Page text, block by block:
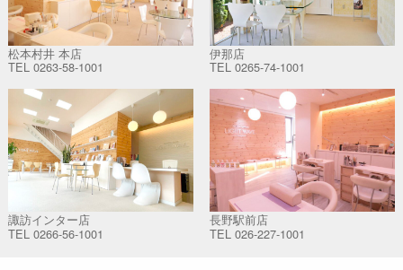
松本村井 本店
TEL 0263-58-1001
伊那店
TEL 0265-74-1001
諏訪インター店
TEL 0266-56-1001
長野駅前店
TEL 026-227-1001